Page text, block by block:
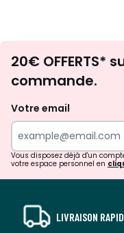
20€ OFFERTS*
commande.
Votre email
Vous disposez déjà d'un
votre espace personnel en
LIVRAISON